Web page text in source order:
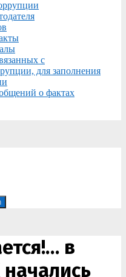
с
для заполнения
о фактах
в